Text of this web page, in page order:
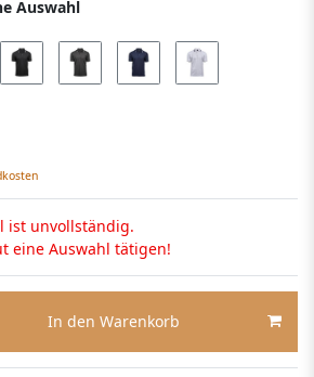
Auswahl
ist unvollständig.
eine Auswahl tätigen!
In den Warenkorb